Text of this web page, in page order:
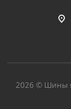
2026 © Шины